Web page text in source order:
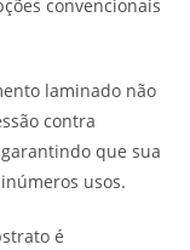
convencionais
laminado não
contra
que sua
usos.
é